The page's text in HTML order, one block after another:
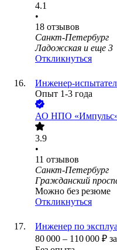
4.1
•
18 отзывов
Санкт-Петербург
Ладожская и еще 3
Откликнуться
Инженер-
Опыт 1-3 года
АО НПО
3.9
•
11 отзывов
Санкт-Петербург
Гражданский
Можно без резюме
Откликнуться
Инженер по
80 000 – 110 000 ₽